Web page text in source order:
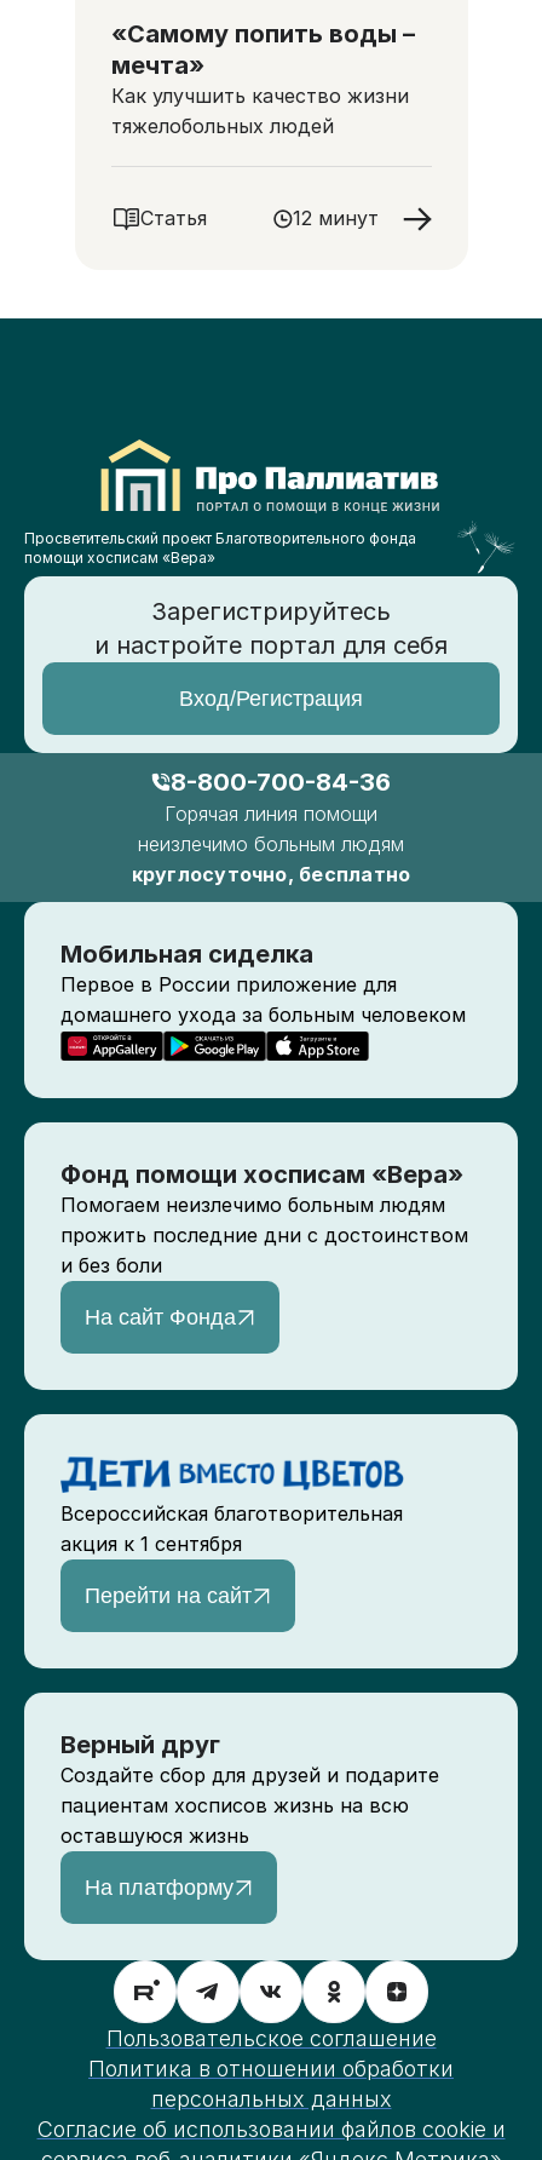
«Самому попить воды –
мечта»
Как улучшить качество жизни
тяжелобольных людей
Статья 12 минут
Просветительский проект Благотворительного фонда
помощи хосписам «Вера»
Зарегистрируйтесь
и настройте портал для себя
Вход/Регистрация
8-800-700-84-36
Горячая линия помощи
неизлечимо больным людям
круглосуточно, бесплатно
Мобильная сиделка
Первое в России приложение для
домашнего ухода за больным человеком
Фонд помощи хосписам «Вера»
Помогаем неизлечимо больным людям
прожить последние дни с достоинством
и без боли
На сайт Фонда
Всероссийская благотворительная
акция к 1 сентября
Перейти на сайт
Верный друг
Создайте сбор для друзей и подарите
пациентам хосписов жизнь на всю
оставшуюся жизнь
На платформу
Пользовательское соглашение
Политика в отношении обработки
персональных данных
Согласие об использовании файлов cookie и